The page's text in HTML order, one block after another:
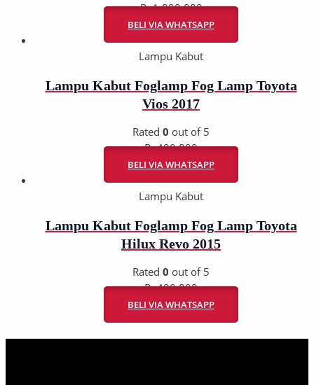
Rp1.080.000
BELI VIA WHATSAPP
Lampu Kabut
Lampu Kabut Foglamp Fog Lamp Toyota
Vios 2017
Rated 0 out of 5
Rp480.000
BELI VIA WHATSAPP
Lampu Kabut
Lampu Kabut Foglamp Fog Lamp Toyota
Hilux Revo 2015
Rated 0 out of 5
Rp480.000
BELI VIA WHATSAPP